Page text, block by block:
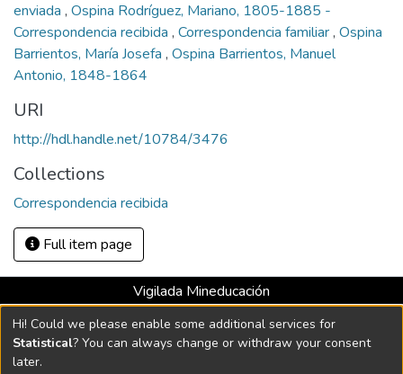
enviada , Ospina Rodríguez, Mariano, 1805-1885 -
Correspondencia recibida , Correspondencia familiar, Ospina
Barrientos, María Josefa , Ospina Barrientos, Manuel
Antonio, 1848-1864
URI
http://hdl.handle.net/10784/3476
Collections
Correspondencia recibida
Full item page
Vigilada Mineducación
Universidad con Acreditación Institucional hasta 2026 -
Resolución MEN 2158 de 2018
Hi! Could we please enable some additional services for
Statistical? You can always change or withdraw your consent
later.